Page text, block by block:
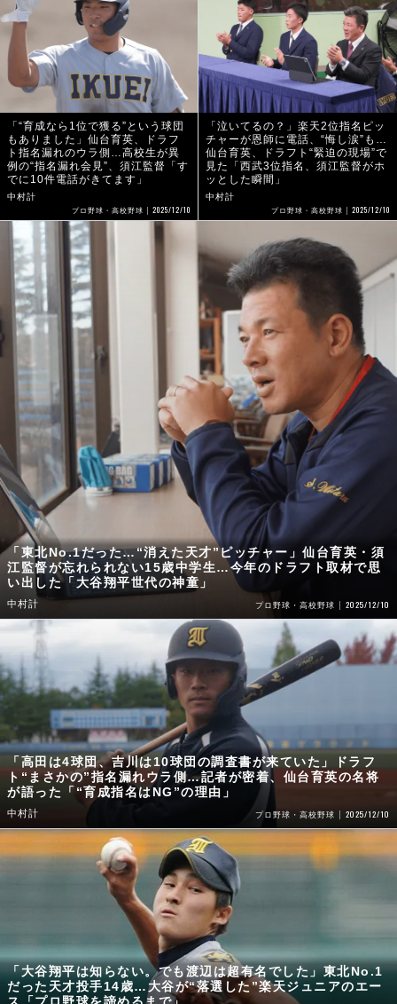
「“育成なら1位で獲る”という球団
もありました」仙台育英、ドラフ
ト指名漏れのウラ側…高校生が異
例の“指名漏れ会見”、須江監督「す
でに10件電話がきてます」
中村計
プロ野球・高校野球 2025/12/10
「泣いてるの？」楽天2位指名ピッ
チャーが恩師に電話、“悔し涙”も…
仙台育英、ドラフト“緊迫の現場”で
見た「西武3位指名、須江監督がホ
ッとした瞬間」
中村計
プロ野球・高校野球 2025/12/10
「東北No.1だった…“消えた天才”ピッチャー」仙台育英・須
江監督が忘れられない15歳中学生…今年のドラフト取材で思
い出した「大谷翔平世代の神童」
中村計 プロ野球・高校野球 2025/12/10
「高田は4球団、吉川は10球団の調査書が来ていた」ドラフ
ト“まさかの”指名漏れウラ側…記者が密着、仙台育英の名将
が語った「“育成指名はNG”の理由」
中村計 プロ野球・高校野球 2025/12/10
「大谷翔平は知らない。でも渡辺は超有名でした」東北No.1
だった天才投手14歳…大谷が“落選した”楽天ジュニアのエー